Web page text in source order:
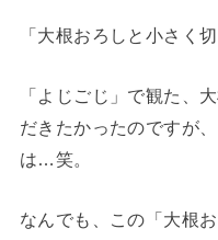
「大根おろしと小さく
「よじごじ」で観た、
だきたかったのですが
は…笑。
なんでも、この「大根